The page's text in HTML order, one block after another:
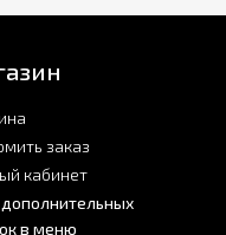
заказ
кабинет
в меню